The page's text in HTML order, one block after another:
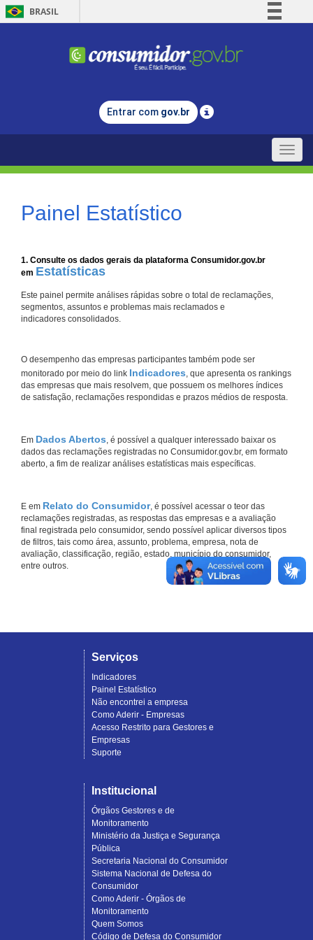
BRASIL
Comunica BR
Legislação
Entrar com gov.br
Toggle
Painel Estatístico
1. Consulte os dados gerais da plataforma Consumidor.gov.br
em Estatísticas
Este painel permite análises rápidas sobre o total de reclamações,
segmentos, assuntos e problemas mais reclamados e
indicadores consolidados.
O desempenho das empresas participantes também pode ser
monitorado por meio do link Indicadores, que apresenta os rankings
das empresas que mais resolvem, que possuem os melhores índices
de satisfação, reclamações respondidas e prazos médios de resposta.
Em Dados Abertos, é possível a qualquer interessado baixar os
dados das reclamações registradas no Consumidor.gov.br, em formato
aberto, a fim de realizar análises estatísticas mais específicas.
E em Relato do Consumidor, é possível acessar o teor das
reclamações registradas, as respostas das empresas e a avaliação
final registrada pelo consumidor, sendo possível aplicar diversos tipos
de filtros, tais como área, assunto, problema, empresa, nota de
avaliação, classificação, região, estado, município do consumidor,
entre outros.
Serviços
Indicadores
Painel Estatístico
Não encontrei a empresa
Como Aderir - Empresas
Acesso Restrito para Gestores e
Empresas
Suporte
Institucional
Órgãos Gestores e de
Monitoramento
Ministério da Justiça e Segurança
Pública
Secretaria Nacional do Consumidor
Sistema Nacional de Defesa do
Consumidor
Como Aderir - Órgãos de
Monitoramento
Quem Somos
Código de Defesa do Consumidor